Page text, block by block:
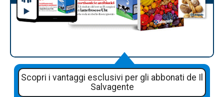
Scopri i vantaggi esclusivi per gli abbonati de Il
Salvagente